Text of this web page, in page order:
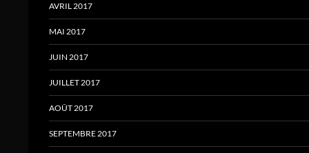
AVRIL 2017
MAI 2017
JUIN 2017
JUILLET 2017
AOÛT 2017
SEPTEMBRE 2017